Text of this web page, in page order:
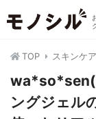
TOP スキンケア
wa*so*sen(
ングジェル